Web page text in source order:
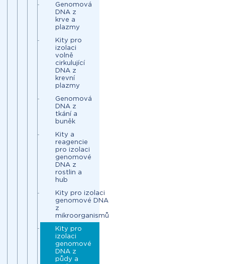
Genomová
DNA z
krve a
plazmy
Kity pro
izolaci
volně
cirkulující
DNA z
krevní
plazmy
Genomová
DNA z
tkání a
buněk
Kity a
reagencie
pro izolaci
genomové
DNA z
rostlin a
hub
Kity pro izolaci
genomové DNA
z
mikroorganismů
Kity pro
izolaci
genomové
DNA z
půdy a